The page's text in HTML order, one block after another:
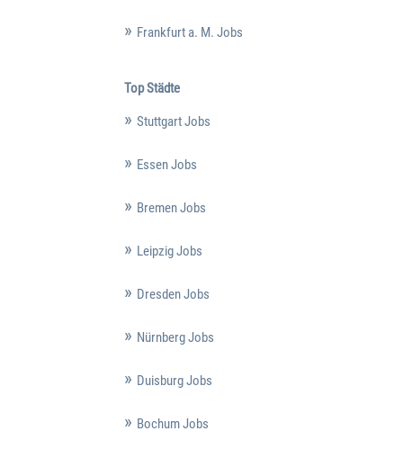
Frankfurt a. M. Jobs
Top Städte
Stuttgart Jobs
Essen Jobs
Bremen Jobs
Leipzig Jobs
Dresden Jobs
Nürnberg Jobs
Duisburg Jobs
Bochum Jobs